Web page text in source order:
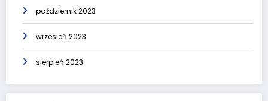
październik 2023
wrzesień 2023
sierpień 2023